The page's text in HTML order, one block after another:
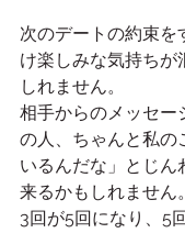
次のデートの約束を
け楽しみな気持ちが
しれません。
相手からのメッセー
の人、ちゃんと私の
いるんだな」とじん
来るかもしれません。
3回が5回になり、5